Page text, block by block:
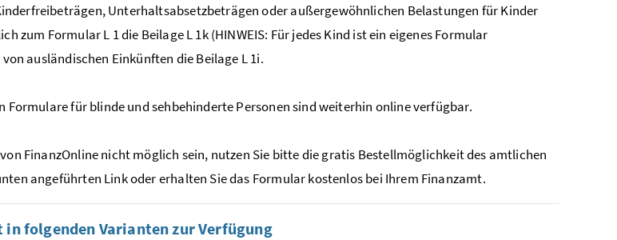
Unterhaltsabsetzbeträgen oder außergewöhnlichen Belastungen für Kinder
zum Formular L 1 die Beilage L 1k (HINWEIS: Für jedes Kind ist ein eigenes Formular
ausländischen Einkünften die Beilage L 1i.
Formulare für blinde und sehbehinderte Personen sind weiterhin online verfügbar.
FinanzOnline nicht möglich sein, nutzen Sie bitte die gratis Bestellmöglichkeit des amtlichen
angeführten Link oder erhalten Sie das Formular kostenlos bei Ihrem Finanzamt.
in folgenden Varianten zur Verfügung